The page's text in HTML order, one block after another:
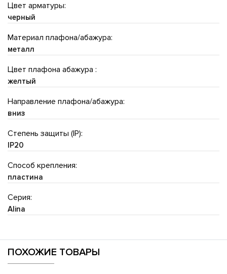
Цвет арматуры:
черный
Материал плафона/абажура:
металл
Цвет плафона абажура :
желтый
Направление плафона/абажура:
вниз
Степень защиты (IP):
IP20
Способ крепления:
пластина
Серия:
Alina
ПОХОЖИЕ ТОВАРЫ